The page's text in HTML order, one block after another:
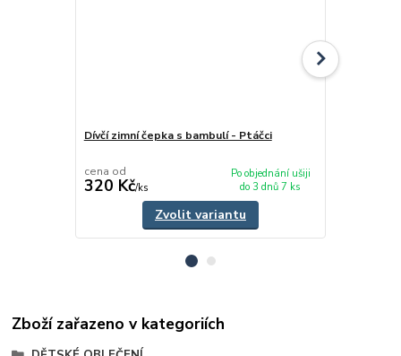
Dívčí zimní čepka s bambulí - Ptáčci
cena od
320 Kč/ks
Po objednání ušiji
do 3 dnů 7 ks
Zvolit variantu
Zboží zařazeno v kategoriích